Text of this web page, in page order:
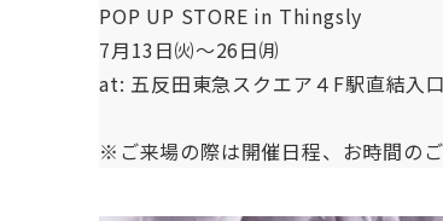
POP UP STORE in Thingsly
7月13日㈫～26日㈪
at: 五反田東急スクエア４F駅直結入
※ご来場の際は開催日程、お時間の